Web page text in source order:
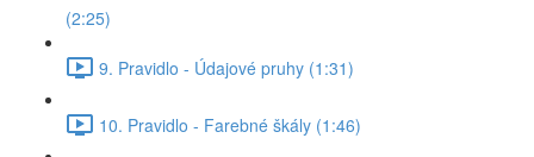
(2:25)
9. Pravidlo - Údajové pruhy (1:31)
10. Pravidlo - Farebné škály (1:46)